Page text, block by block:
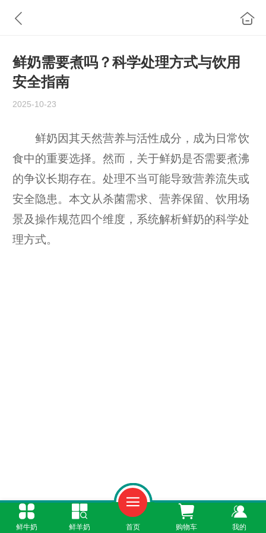
鲜奶需要煮吗？科学处理方式与饮用
安全指南
2025-10-23
鲜奶因其天然营养与活性成分，成为日常饮
食中的重要选择。然而，关于鲜奶是否需要煮沸
的争议长期存在。处理不当可能导致营养流失或
安全隐患。本文从杀菌需求、营养保留、饮用场
景及操作规范四个维度，系统解析鲜奶的科学处
理方式。
一、未开封鲜奶：无需煮沸，直接饮用更安
鲜牛奶 鲜羊奶 首页 购物车 我的